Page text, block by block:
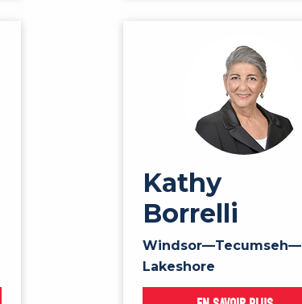
Kathy
Borrelli
Windsor—Tecumseh—
Lakeshore